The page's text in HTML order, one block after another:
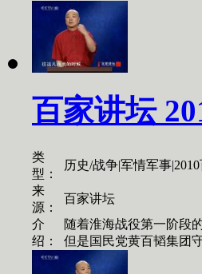
百家讲坛
类
型：
历史/战争|军情军事
来
源：
百家讲坛
介
绍：
随着淮海战役第一阶段
但是国民党黄百韬集团